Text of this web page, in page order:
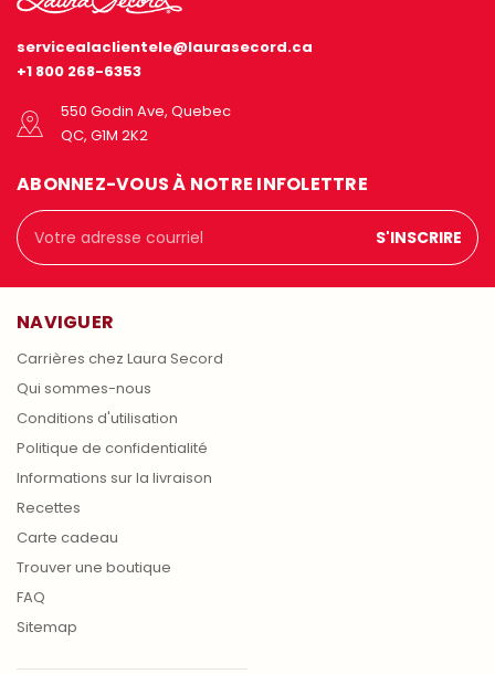
servicealaclientele@laurasecord.ca
+1 800 268-6353
550 Godin Ave, Quebec
QC, G1M 2K2
ABONNEZ-VOUS À NOTRE INFOLETTRE
Adresse
courriel
NAVIGUER
Carrières chez Laura Secord
Qui sommes-nous
Conditions d'utilisation
Politique de confidentialité
Informations sur la livraison
Recettes
Carte cadeau
Trouver une boutique
FAQ
Sitemap